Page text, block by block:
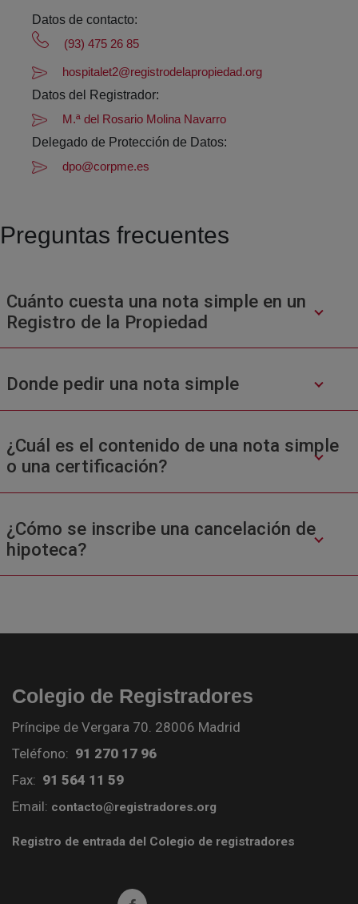
Datos de contacto:
(93) 475 26 85
hospitalet2@registrodelapropiedad.org
Datos del Registrador:
M.ª del Rosario Molina Navarro
Delegado de Protección de Datos:
dpo@corpme.es
Preguntas frecuentes
Cuánto cuesta una nota simple en un
Registro de la Propiedad
Donde pedir una nota simple
¿Cuál es el contenido de una nota simple
o una certificación?
¿Cómo se inscribe una cancelación de
hipoteca?
Colegio de Registradores
Príncipe de Vergara 70. 28006 Madrid
Teléfono: 91 270 17 96
Fax: 91 564 11 59
Email: contacto@registradores.org
Registro de entrada del Colegio de registradores